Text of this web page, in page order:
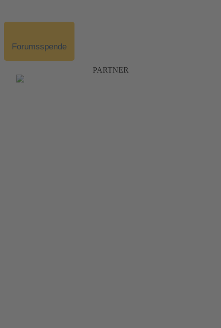
Forumsspende
PARTNER